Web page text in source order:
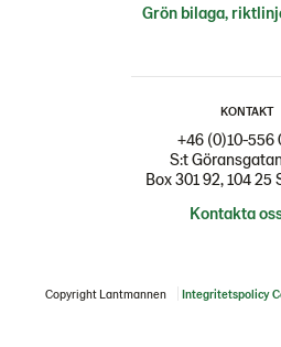
Grön bilaga,
KONTAKT
+46 (0)10-556
S:t
Box 301 92, 104 25
Kontakta
Copyright Lantmannen Integritetspolicy